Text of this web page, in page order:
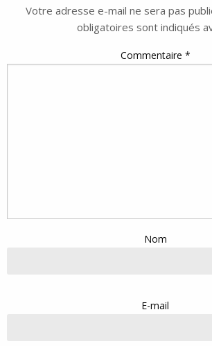
Votre adresse e-mail ne sera pas
obligatoires sont indiqués
Commentaire *
Nom
E-mail